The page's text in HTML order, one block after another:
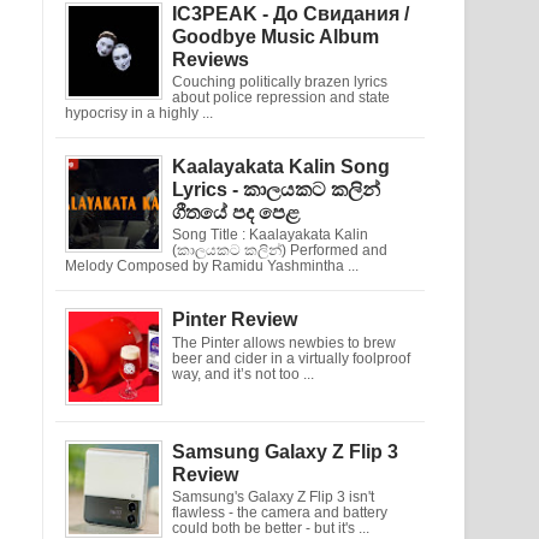
IC3PEAK - До Свидания /
Goodbye Music Album
Reviews
Couching politically brazen lyrics
about police repression and state
hypocrisy in a highly ...
Kaalayakata Kalin Song
Lyrics - කාලයකට කලින්
ගීතයේ පද පෙළ
Song Title : Kaalayakata Kalin
(කාලයකට කලින්) Performed and
Melody Composed by Ramidu Yashmintha ...
Pinter Review
The Pinter allows newbies to brew
beer and cider in a virtually foolproof
way, and it’s not too ...
Samsung Galaxy Z Flip 3
Review
Samsung's Galaxy Z Flip 3 isn't
flawless - the camera and battery
could both be better - but it's ...